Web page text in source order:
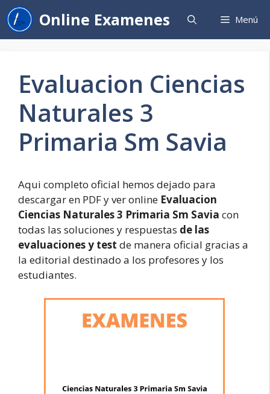
Saltar
al
contenido
Online Examenes Menú
Evaluacion Ciencias
Naturales 3
Primaria Sm Savia
Aqui completo oficial hemos dejado para
descargar en PDF y ver online Evaluacion
Ciencias Naturales 3 Primaria Sm Savia con
todas las soluciones y respuestas de las
evaluaciones y test de manera oficial gracias a
la editorial destinado a los profesores y los
estudiantes.